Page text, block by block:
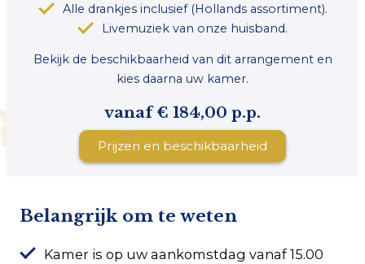
Alle drankjes inclusief (Hollands assortiment).
Livemuziek van onze huisband.
Bekijk de beschikbaarheid van dit arrangement en
kies daarna uw kamer.
vanaf € 184,00 p.p.
Prijzen en beschikbaarheid
Belangrijk om te weten
Kamer is op uw aankomstdag vanaf 15.00